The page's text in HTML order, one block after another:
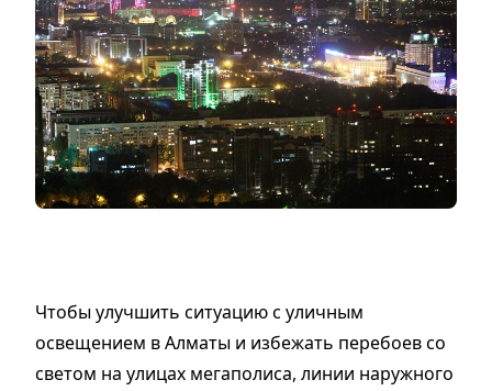
Чтобы улучшить ситуацию с уличным
освещением в Алматы и избежать перебоев со
светом на улицах мегаполиса, линии наружного